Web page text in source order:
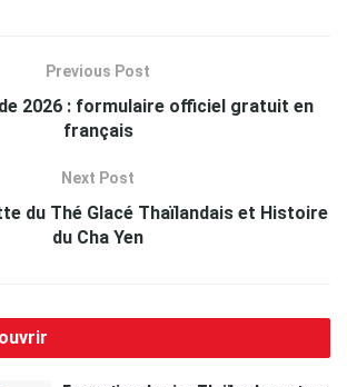
Previous Post
2026 : formulaire officiel gratuit en
français
Next Post
du Thé Glacé Thaïlandais et Histoire
du Cha Yen